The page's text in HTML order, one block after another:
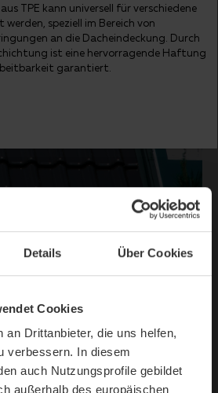
Details Über Cookies
Cookies
an Drittanbieter, die uns helfen,
verbessern. In diesem
auch Nutzungsprofile gebildet
außerhalb des europäischen
TPE kann universell für verschiedene
speziell im Bereich von
an die Dacheindeckung. Durch
ist eine hervorragende Haftung
garantiert.
Flachdachziegel
Dachziegel